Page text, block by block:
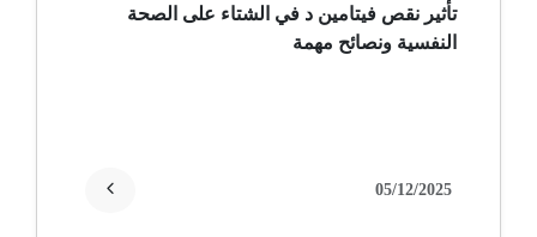
ألزهايمر (مرض)
تأثير نقص فيتامين د في الشتاء على الصحة
النفسية ونصائح مهمة
05/12/2025